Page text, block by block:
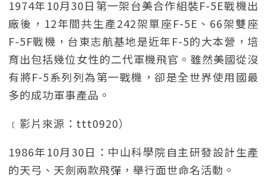
1974年10月30日第一架台美合作組裝F-5E戰機出
廠後，12年間共生產242架單座F-5E、66架雙座
F-5F戰機，台東志航基地是近年F-5的大本營，培
育出包括幾位女性的二代軍機飛官。雖然美國從沒
有將F-5系列列為第一戰機，卻是全世界使用國最
多的成功軍事產品。
﹝影片來源：ttt0920）
1986年10月30日：中山科學院自主研發設計生產
的天弓、天劍兩款飛彈，舉行面世命名活動。